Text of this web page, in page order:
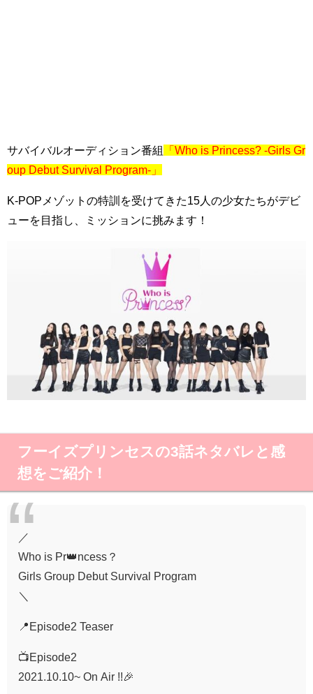
サバイバルオーディション番組
「Who is Princess? -Girls Gr
oup Debut Survival Program-」
K-POPメゾットの特訓を受けてきた15人の少女たちがデビ
ューを目指し、ミッションに挑みます！
フーイズプリンセスの3話ネタバレと感
想をご紹介！
／
Who is Pr👑ncess？
Girls Group Debut Survival Program
＼
📍Episode2 Teaser
📺Episode2
2021.10.10~ On Air !!🎉